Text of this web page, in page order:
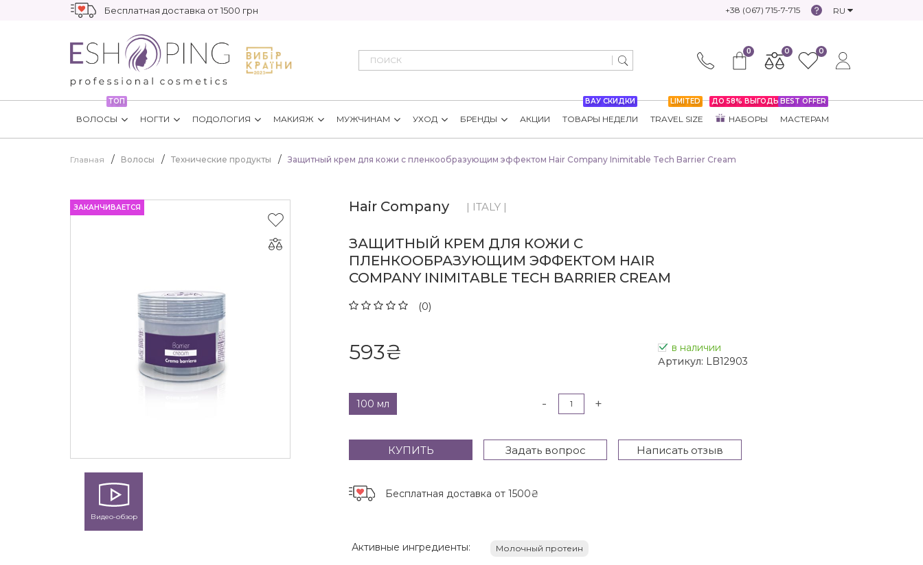
Бесплатная доставка от 1500 грн +38 (067) 715-7-715 RU
0 0 0
ТОП
ВОЛОСЫ НОГТИ ПОДОЛОГИЯ МАКИЯЖ МУЖЧИНАМ УХОД БРЕНДЫ АКЦИИ
ВАУ СКИДКИ
ТОВАРЫ НЕДЕЛИ
LIMITED
TRAVEL SIZE
ДО 58% ВЫГОДЫ
НАБОРЫ
BEST OFFER
МАСТЕРАМ
Главная Волосы Технические продукты Защитный крем для кожи с пленкообразующим эффектом Hair Company Inimitable Tech Barrier Cream
ЗАКАНЧИВАЕТСЯ
Видео-обзор
Hair Company | ITALY |
ЗАЩИТНЫЙ КРЕМ ДЛЯ КОЖИ С
ПЛЕНКООБРАЗУЮЩИМ ЭФФЕКТОМ HAIR
COMPANY INIMITABLE TECH BARRIER CREAM
(0)
593₴
в наличии
Артикул: LB12903
100 мл - +
КУПИТЬ Задать вопрос Написать отзыв
Бесплатная доставка от 1500₴
Активные ингредиенты: Молочный протеин